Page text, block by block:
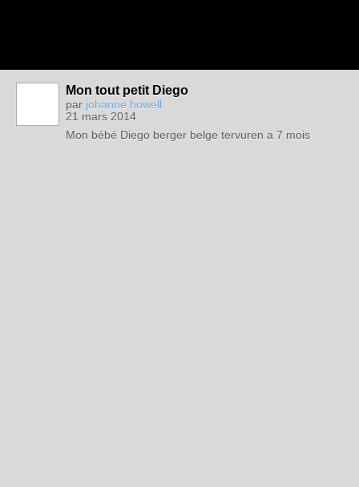
Mon tout petit Diego
par johanne howell
21 mars 2014
Mon bébé Diego berger belge tervuren a 7 mois